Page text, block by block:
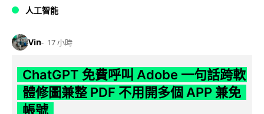
人工智能
Vin 17 小時
ChatGPT 免費呼叫 Adobe 一句話跨軟
體修圖兼整 PDF 不用開多個 APP 兼免
帳號